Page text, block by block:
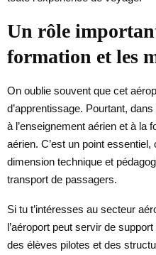
Un rôle
formation et les
On oublie souvent que cet
d’apprentissage. Pourtant,
à l’enseignement aérien et à la
aérien. C’est un point
dimension technique et
transport de passagers.
Si tu t’intéresses au secteur
l’aéroport peut servir de
des élèves pilotes et des